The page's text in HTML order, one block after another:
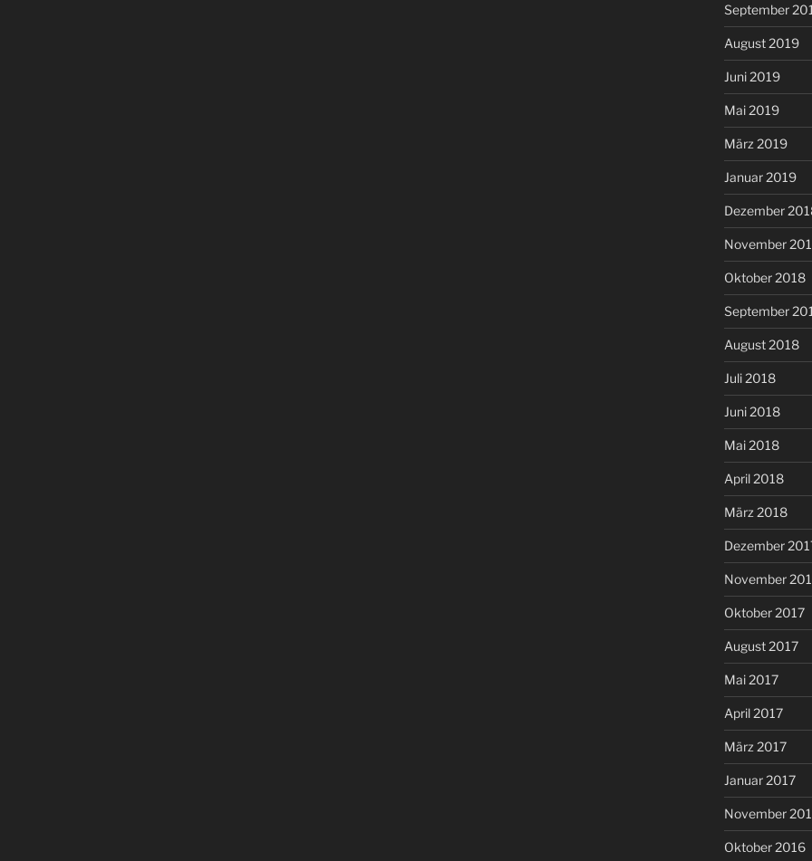
September
August 2019
Juni 2019
Mai 2019
März 2019
Januar 2019
Dezember
November
Oktober 2018
September
August 2018
Juli 2018
Juni 2018
Mai 2018
April 2018
März 2018
Dezember
November
Oktober 2017
August 2017
Mai 2017
April 2017
März 2017
Januar 2017
November
Oktober 2016